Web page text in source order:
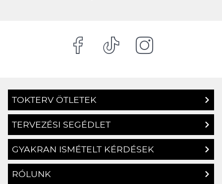
TOKTERV ÖTLETEK
TERVEZÉSI SEGÉDLET
GYAKRAN ISMÉTELT KÉRDÉSEK
RÓLUNK